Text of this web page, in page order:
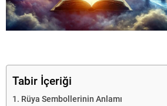
Tabir İçeriği
Rüya Sembollerinin Anlamı